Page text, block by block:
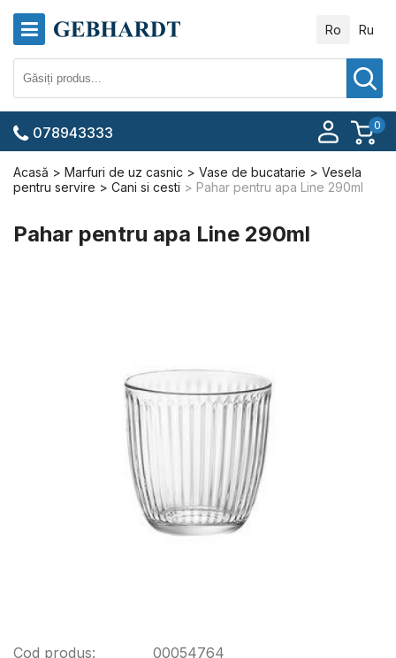
Ro Ru
0
078943333
Acasă Marfuri de uz casnic Vase de bucatarie
Vesela
pentru servire
Cani si cesti Pahar pentru apa Line 290ml
Pahar pentru apa Line 290ml
Cod produs:
00054764